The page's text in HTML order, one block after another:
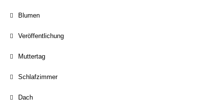
Blumen
Veröffentlichung
Muttertag
Schlafzimmer
Dach